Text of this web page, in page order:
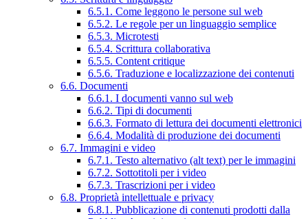
6.5.1. Come leggono le persone sul web
6.5.2. Le regole per un linguaggio semplice
6.5.3. Microtesti
6.5.4. Scrittura collaborativa
6.5.5. Content critique
6.5.6. Traduzione e localizzazione dei contenuti
6.6. Documenti
6.6.1. I documenti vanno sul web
6.6.2. Tipi di documenti
6.6.3. Formato di lettura dei documenti elettronici
6.6.4. Modalità di produzione dei documenti
6.7. Immagini e video
6.7.1. Testo alternativo (alt text) per le immagini
6.7.2. Sottotitoli per i video
6.7.3. Trascrizioni per i video
6.8. Proprietà intellettuale e privacy
6.8.1. Pubblicazione di contenuti prodotti dalla